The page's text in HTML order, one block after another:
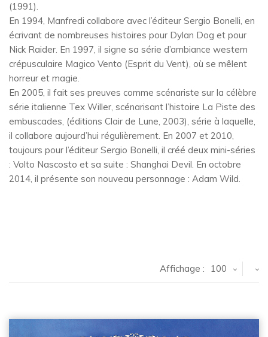
(1991).
En 1994, Manfredi collabore avec l’éditeur Sergio Bonelli, en
écrivant de nombreuses histoires pour Dylan Dog et pour
Nick Raider. En 1997, il signe sa série d’ambiance western
crépusculaire Magico Vento (Esprit du Vent), où se mêlent
horreur et magie.
En 2005, il fait ses preuves comme scénariste sur la célèbre
série italienne Tex Willer, scénarisant l’histoire La Piste des
embuscades, (éditions Clair de Lune, 2003), série à laquelle,
il collabore aujourd’hui régulièrement. En 2007 et 2010,
toujours pour l’éditeur Sergio Bonelli, il créé deux mini-séries
: Volto Nascosto et sa suite : Shanghai Devil. En octobre
2014, il présente son nouveau personnage : Adam Wild.
Affichage : 100